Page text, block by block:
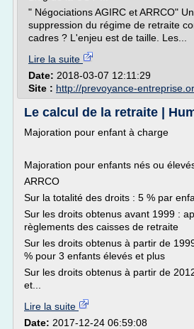
" Négociations AGIRC et ARRCO"
suppression du régime de retraite
cadres ? L'enjeu est de taille. Les...
Lire la suite
Date: 2018-03-07 12:11:29
Site : http://prevoyance-
Le calcul de la retraite |
Majoration pour enfant à charge
Majoration pour enfants nés ou
ARRCO
Sur la totalité des droits : 5 % par
Sur les droits obtenus avant 1999 :
règlements des caisses de retraite
Sur les droits obtenus à partir de
% pour 3 enfants élevés et plus
Sur les droits obtenus à partir de
et...
Lire la suite
Date: 2017-12-24 06:59:08